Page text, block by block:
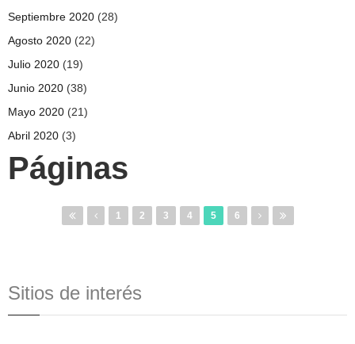
Septiembre 2020 (28)
Agosto 2020 (22)
Julio 2020 (19)
Junio 2020 (38)
Mayo 2020 (21)
Abril 2020 (3)
Páginas
1 2 3 4 5 6
Sitios de interés